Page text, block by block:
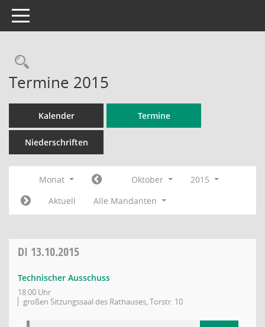
Toggle navigation
Rechercheauswahl
Termine 2015
Kalender Termine
Niederschriften
Monat Oktober
2015
Aktuell
Alle Mandanten
DI 13.10.2015
Technischer Ausschuss
18:00 Uhr
großen Sitzungssaal des Rathauses, Torstr. 10